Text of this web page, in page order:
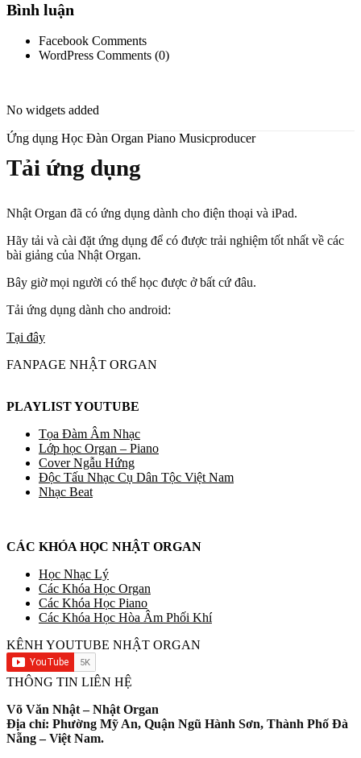
Bình luận
Facebook Comments
WordPress Comments (0)
No widgets added
Ứng dụng Học Đàn Organ Piano Musicproducer
Tải ứng dụng
Nhật Organ đã có ứng dụng dành cho điện thoại và iPad.
Hãy tải và cài đặt ứng dụng để có được trải nghiệm tốt nhất về các
bài giảng của Nhật Organ.
Bây giờ mọi người có thể học được ở bất cứ đâu.
Tải ứng dụng dành cho android:
Tại đây
FANPAGE NHẬT ORGAN
PLAYLIST YOUTUBE
Tọa Đàm Âm Nhạc
Lớp học Organ – Piano
Cover Ngẫu Hứng
Độc Tấu Nhạc Cụ Dân Tộc Việt Nam
Nhạc Beat
CÁC KHÓA HỌC NHẬT ORGAN
Học Nhạc Lý
Các Khóa Học Organ
Các Khóa Học Piano
Các Khóa Học Hòa Âm Phối Khí
KÊNH YOUTUBE NHẬT ORGAN
THÔNG TIN LIÊN HỆ
Võ Văn Nhật – Nhật Organ
Địa chỉ: Phường Mỹ An, Quận Ngũ Hành Sơn, Thành Phố Đà
Nẵng – Việt Nam.